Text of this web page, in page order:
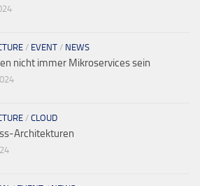
/ EVENT / NEWS
nicht immer Mikroservices sein
/ CLOUD
Architekturen